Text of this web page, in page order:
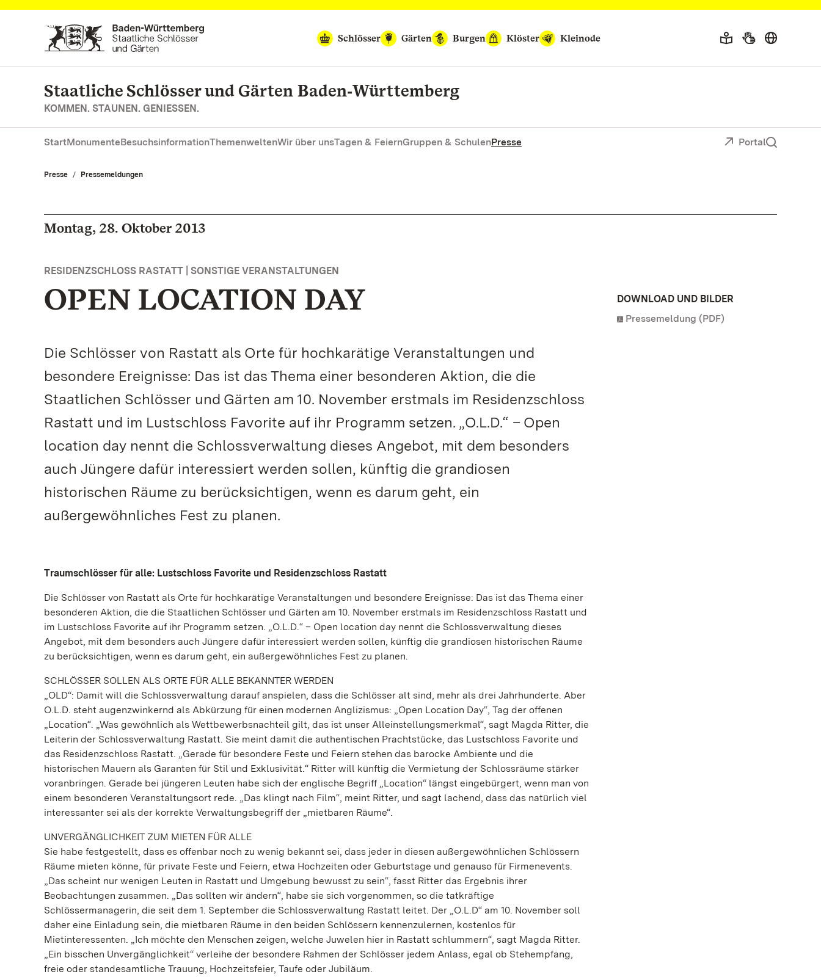
Zum Hauptinhalt springen
Schlösser
Gärten Burgen Klöster Kleinode
Staatliche Schlösser und Gärten Baden‑Württemberg
KOMMEN. STAUNEN. GENIESSEN.
StartMonumenteBesuchsinformationThemenweltenWir über unsTagen & FeiernGruppen & SchulenPresse Portal
Presse Pressemeldungen
Montag, 28. Oktober 2013
RESIDENZSCHLOSS RASTATT | SONSTIGE VERANSTALTUNGEN
OPEN LOCATION DAY
Die Schlösser von Rastatt als Orte für hochkarätige Veranstaltungen und
besondere Ereignisse: Das ist das Thema einer besonderen Aktion, die die
Staatlichen Schlösser und Gärten am 10. November erstmals im Residenzschloss
Rastatt und im Lustschloss Favorite auf ihr Programm setzen. „O.L.D.“ – Open
location day nennt die Schlossverwaltung dieses Angebot, mit dem besonders
auch Jüngere dafür interessiert werden sollen, künftig die grandiosen
historischen Räume zu berücksichtigen, wenn es darum geht, ein
außergewöhnliches Fest zu planen.
Traumschlösser für alle: Lustschloss Favorite und Residenzschloss Rastatt
Die Schlösser von Rastatt als Orte für hochkarätige Veranstaltungen und besondere Ereignisse: Das ist das Thema einer
besonderen Aktion, die die Staatlichen Schlösser und Gärten am 10. November erstmals im Residenzschloss Rastatt und
im Lustschloss Favorite auf ihr Programm setzen. „O.L.D.“ – Open location day nennt die Schlossverwaltung dieses
Angebot, mit dem besonders auch Jüngere dafür interessiert werden sollen, künftig die grandiosen historischen Räume
zu berücksichtigen, wenn es darum geht, ein außergewöhnliches Fest zu planen.
SCHLÖSSER SOLLEN ALS ORTE FÜR ALLE BEKANNTER WERDEN
„OLD“: Damit will die Schlossverwaltung darauf anspielen, dass die Schlösser alt sind, mehr als drei Jahrhunderte. Aber
O.L.D. steht augenzwinkernd als Abkürzung für einen modernen Anglizismus: „Open Location Day“, Tag der offenen
„Location“. „Was gewöhnlich als Wettbewerbsnachteil gilt, das ist unser Alleinstellungsmerkmal“, sagt Magda Ritter, die
Leiterin der Schlossverwaltung Rastatt. Sie meint damit die authentischen Prachtstücke, das Lustschloss Favorite und
das Residenzschloss Rastatt. „Gerade für besondere Feste und Feiern stehen das barocke Ambiente und die
historischen Mauern als Garanten für Stil und Exklusivität.“ Ritter will künftig die Vermietung der Schlossräume stärker
voranbringen. Gerade bei jüngeren Leuten habe sich der englische Begriff „Location“ längst eingebürgert, wenn man von
einem besonderen Veranstaltungsort rede. „Das klingt nach Film“, meint Ritter, und sagt lachend, dass das natürlich viel
interessanter sei als der korrekte Verwaltungsbegriff der „mietbaren Räume“.
UNVERGÄNGLICHKEIT ZUM MIETEN FÜR ALLE
Sie habe festgestellt, dass es offenbar noch zu wenig bekannt sei, dass jeder in diesen außergewöhnlichen Schlössern
Räume mieten könne, für private Feste und Feiern, etwa Hochzeiten oder Geburtstage und genauso für Firmenevents.
„Das scheint nur wenigen Leuten in Rastatt und Umgebung bewusst zu sein“, fasst Ritter das Ergebnis ihrer
Beobachtungen zusammen. „Das sollten wir ändern“, habe sie sich vorgenommen, so die tatkräftige
Schlössermanagerin, die seit dem 1. September die Schlossverwaltung Rastatt leitet. Der „O.L.D“ am 10. November soll
daher eine Einladung sein, die mietbaren Räume in den beiden Schlössern kennenzulernen, kostenlos für
Mietinteressenten. „Ich möchte den Menschen zeigen, welche Juwelen hier in Rastatt schlummern“, sagt Magda Ritter.
„Ein bisschen Unvergänglichkeit“ verleihe der besondere Rahmen der Schlösser jedem Anlass, egal ob Stehempfang,
freie oder standesamtliche Trauung, Hochzeitsfeier, Taufe oder Jubiläum.
DOWNLOAD UND BILDER
Pressemeldung (PDF)